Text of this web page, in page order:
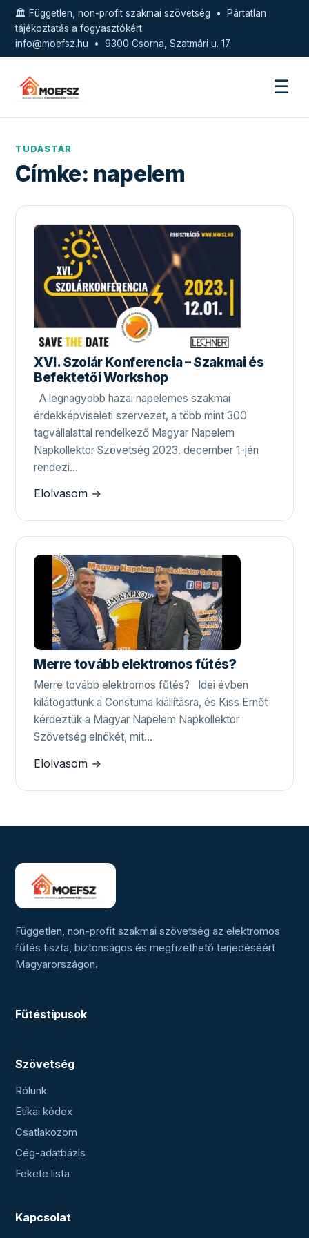
🏛️ Független, non-profit szakmai szövetség • Pártatlan
tájékoztatás a fogyasztókért
info@moefsz.hu • 9300 Csorna, Szatmári u. 17.
☰
TUDÁSTÁR
Címke: napelem
XVI. Szolár Konferencia – Szakmai és
Befektetői Workshop
A legnagyobb hazai napelemes szakmai
érdekképviseleti szervezet, a több mint 300
tagvállalattal rendelkező Magyar Napelem
Napkollektor Szövetség 2023. december 1-jén
rendezi…
Elolvasom →
Merre tovább elektromos fűtés?
Merre tovább elektromos fűtés? Idei évben
kilátogattunk a Constuma kiállításra, és Kiss Ernőt
kérdeztük a Magyar Napelem Napkollektor
Szövetség elnökét, mit…
Elolvasom →
Független, non-profit szakmai szövetség az elektromos
fűtés tiszta, biztonságos és megfizethető terjedéséért
Magyarországon.
Fűtéstípusok
Szövetség
Rólunk
Etikai kódex
Csatlakozom
Cég-adatbázis
Fekete lista
Kapcsolat